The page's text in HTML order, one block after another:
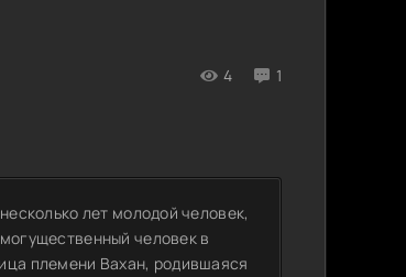
4 1
лет молодой человек,
человек в
племени Вахан, родившаяся